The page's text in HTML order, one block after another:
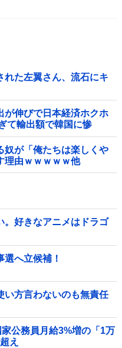
れた左翼さん、流石にキ
が伸びで日本経済ホクホ
て輸出額で韓国に惨
奴が「俺たちは楽しくや
理由ｗｗｗｗｗ他
。好きなアニメはドラゴ
へ立候補！
方言わないのも無責任
公務員月給3%増の「1万
え